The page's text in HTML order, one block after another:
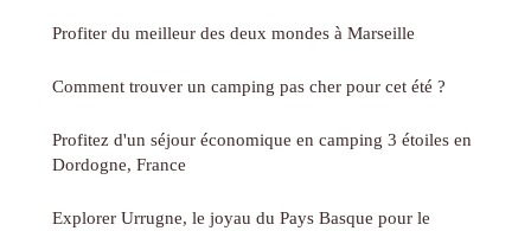
Profiter du meilleur des deux mondes à Marseille
Comment trouver un camping pas cher pour cet été ?
Profitez d'un séjour économique en camping 3 étoiles en
Dordogne, France
Explorer Urrugne, le joyau du Pays Basque pour le